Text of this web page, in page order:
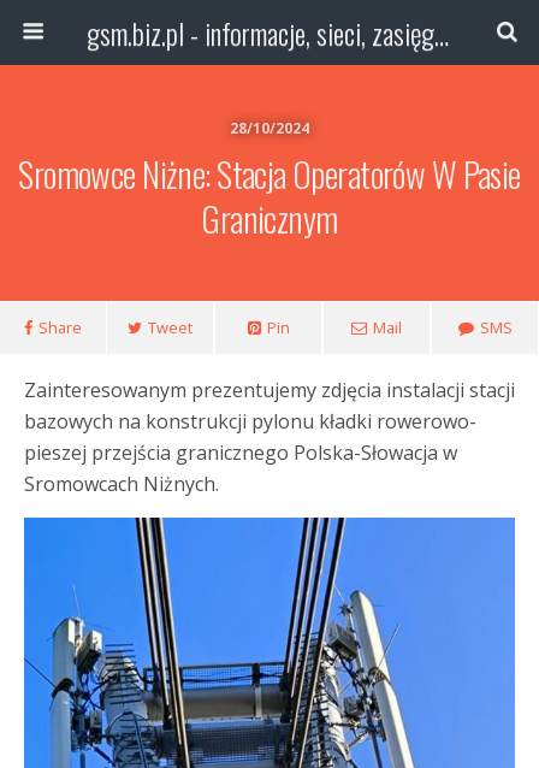
gsm.biz.pl - informacje, sieci, zasięg technologie
28/10/2024
Sromowce Niżne: Stacja Operatorów W Pasie
Granicznym
Share Tweet Pin Mail SMS
Zainteresowanym prezentujemy zdjęcia instalacji stacji
bazowych na konstrukcji pylonu kładki rowerowo-
pieszej przejścia granicznego Polska-Słowacja w
Sromowcach Niżnych.